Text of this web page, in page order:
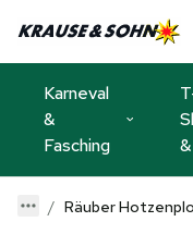
Karneval
&
Fasching
Räuber